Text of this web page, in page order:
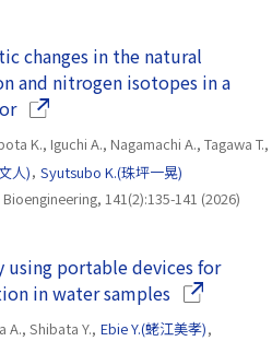
changes in the natural
and nitrogen isotopes in a
（別ウインドウで開きます）
K., Iguchi A., Nagamachi A., Tagawa T.,
人), Syutsubo K.(珠坪一晃)
141(2):135-141 (2026)
using portable devices for
in water samples（別ウイン
A., Shibata Y., Ebie Y.(蛯江美孝),